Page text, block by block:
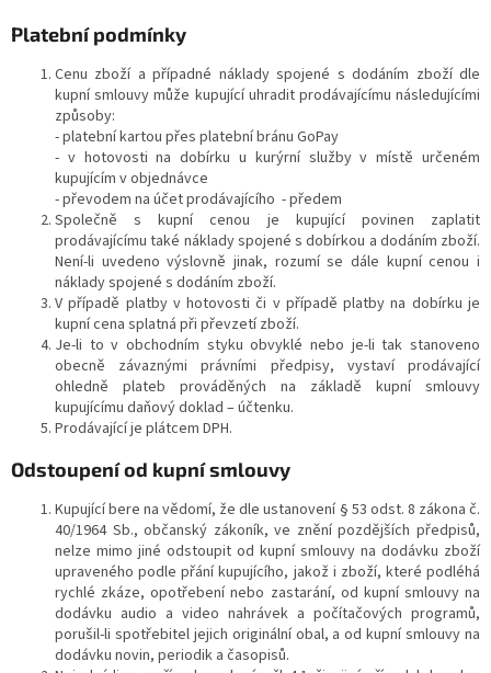
Platební podmínky
Cenu zboží a případné náklady spojené s dodáním zboží dle
kupní smlouvy může kupující uhradit prodávajícímu následujícími
způsoby:
- platební kartou přes platební bránu GoPay
- v hotovosti na dobírku u kurýrní služby v místě určeném
kupujícím v objednávce
- převodem na účet prodávajícího - předem
Společně s kupní cenou je kupující povinen zaplatit
prodávajícímu také náklady spojené s dobírkou a dodáním zboží.
Není-li uvedeno výslovně jinak, rozumí se dále kupní cenou i
náklady spojené s dodáním zboží.
V případě platby v hotovosti či v případě platby na dobírku je
kupní cena splatná při převzetí zboží.
Je-li to v obchodním styku obvyklé nebo je-li tak stanoveno
obecně závaznými právními předpisy, vystaví prodávající
ohledně plateb prováděných na základě kupní smlouvy
kupujícímu daňový doklad – účtenku.
Prodávající je plátcem DPH.
Odstoupení od kupní smlouvy
Kupující bere na vědomí, že dle ustanovení § 53 odst. 8 zákona č.
40/1964 Sb., občanský zákoník, ve znění pozdějších předpisů,
nelze mimo jiné odstoupit od kupní smlouvy na dodávku zboží
upraveného podle přání kupujícího, jakož i zboží, které podléhá
rychlé zkáze, opotřebení nebo zastarání, od kupní smlouvy na
dodávku audio a video nahrávek a počítačových programů,
porušil-li spotřebitel jejich originální obal, a od kupní smlouvy na
dodávku novin, periodik a časopisů.